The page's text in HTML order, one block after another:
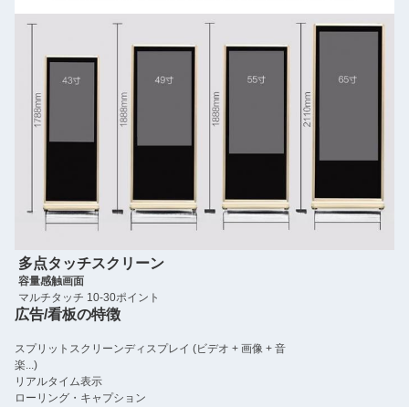
多点タッチスクリーン
容量感触画面
マルチタッチ 10-30ポイント
広告/看板の特徴
スプリットスクリーンディスプレイ (ビデオ + 画像 + 音
楽...)
リアルタイム表示
ローリング・キャプション